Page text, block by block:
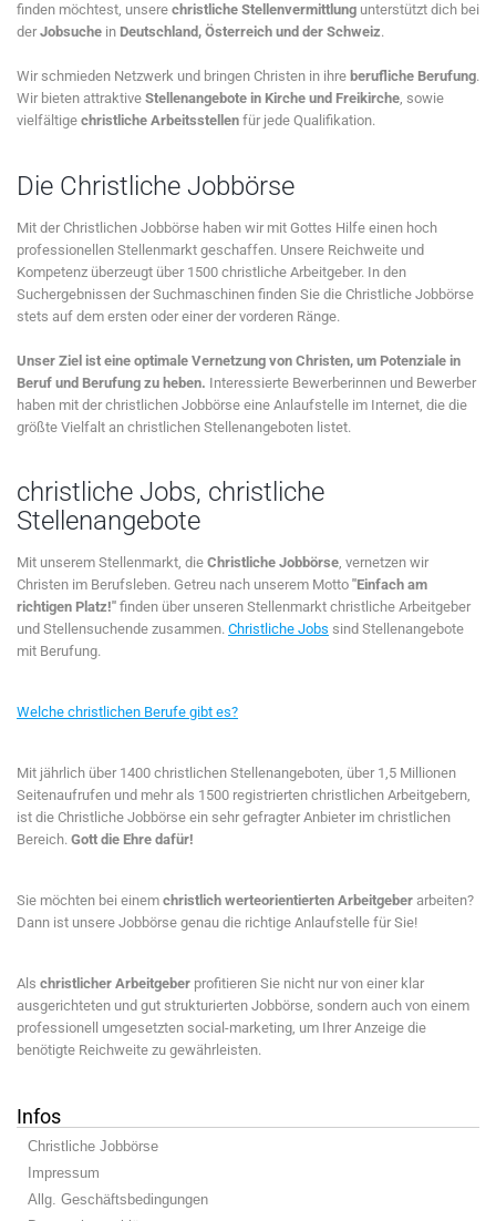
finden möchtest, unsere christliche Stellenvermittlung unterstützt dich bei
derJobsuche in Deutschland, Österreich und der Schweiz.
Wir schmieden Netzwerk und bringen Christen in ihre berufliche Berufung.
Wir bieten attraktive Stellenangebote in Kirche und Freikirche, sowie
vielfältige christliche Arbeitsstellen für jede Qualifikation.
Die Christliche Jobbörse
Mit der Christlichen Jobbörse haben wir mit Gottes Hilfe einen hoch
professionellen Stellenmarkt geschaffen. Unsere Reichweite und
Kompetenz überzeugt über 1500 christliche Arbeitgeber. In den
Suchergebnissen der Suchmaschinen finden Sie die Christliche Jobbörse
stets auf dem ersten oder einer der vorderen Ränge.
Unser Ziel ist eine optimale Vernetzung von Christen, um Potenziale in
Beruf und Berufung zu heben. Interessierte Bewerberinnen und Bewerber
haben mit der christlichen Jobbörse eine Anlaufstelle im Internet, die die
größte Vielfalt an christlichen Stellenangeboten listet.
christliche Jobs, christliche
Stellenangebote
Mit unserem Stellenmarkt, die Christliche Jobbörse , vernetzen wir
Christen im Berufsleben. Getreu nach unserem Motto "Einfach am
richtigen Platz!" finden über unseren Stellenmarkt christliche Arbeitgeber
und Stellensuchende zusammen. Christliche Jobs sind Stellenangebote
mit Berufung.
Welche christlichen Berufe gibt es?
Mit jährlich über 1400 christlichen Stellenangeboten, über 1,5 Millionen
Seitenaufrufen und mehr als 1500 registrierten christlichen Arbeitgebern,
ist die Christliche Jobbörse ein sehr gefragter Anbieter im christlichen
Bereich. Gott die Ehre dafür!
Sie möchten bei einem christlich werteorientierten Arbeitgeber arbeiten?
Dann ist unsere Jobbörse genau die richtige Anlaufstelle für Sie!
Als christlicher Arbeitgeber profitieren Sie nicht nur von einer klar
ausgerichteten und gut strukturierten Jobbörse, sondern auch von einem
professionell umgesetzten social-marketing, um Ihrer Anzeige die
benötigte Reichweite zu gewährleisten.
Infos
Christliche Jobbörse
Impressum
Allg. Geschäftsbedingungen